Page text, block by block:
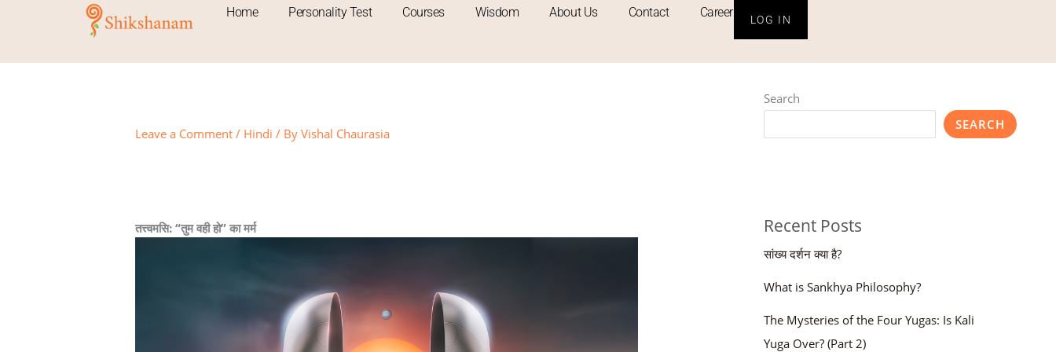
Home Personality Test Courses Wisdom About Us Contact Career LOG IN
Leave a Comment / Hindi / ByVishal Chaurasia
तत्त्वमसि: “तुम वही हो” का मर्म
Search
SEARCH
Recent Posts
सांख्य दर्शन क्या है?
What is Sankhya Philosophy?
The Mysteries of the Four Yugas: Is Kali
Yuga Over? (Part 2)